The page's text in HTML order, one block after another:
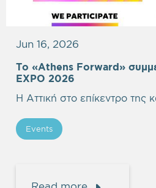
Jun 16, 2026
Το «Athens Forward»
EXPO 2026
Η Αττική στο επίκεντρο της
Events